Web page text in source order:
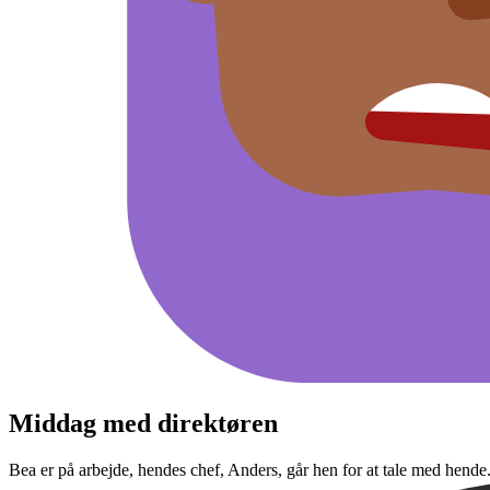
Middag med direktøren
Bea er på arbejde, hendes chef, Anders, går hen for at tale med hende.